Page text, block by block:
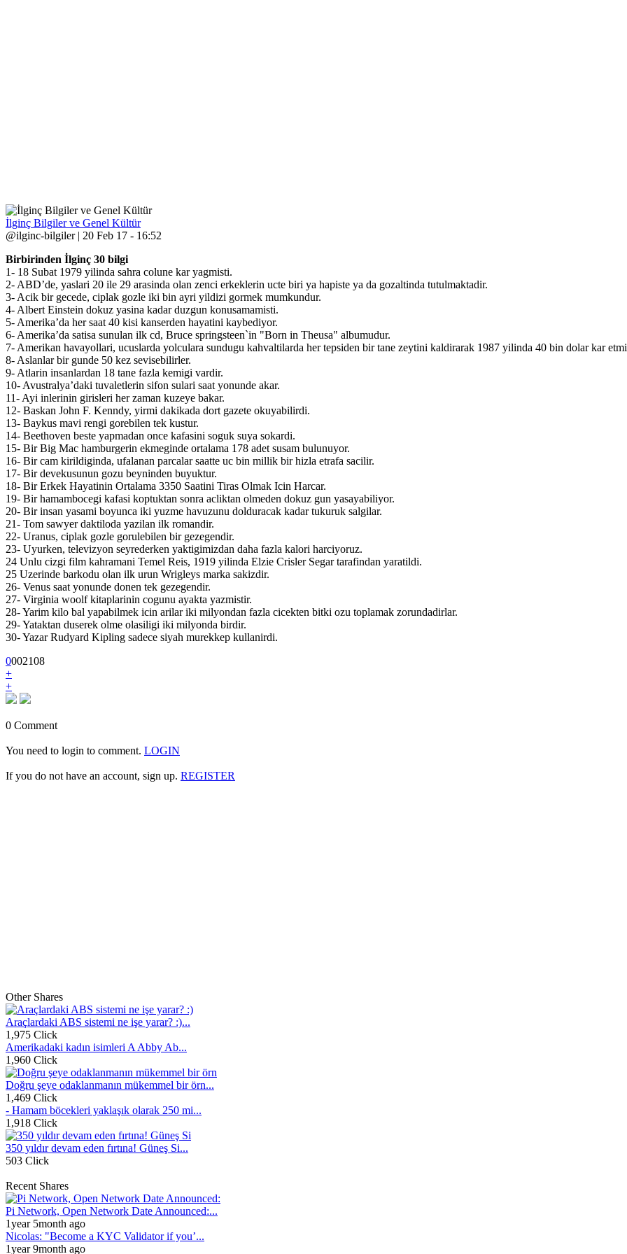
İlginç Bilgiler ve Genel Kültür
@ilginc-bilgiler | 20 Feb 17 - 16:52
Birbirinden İlginç 30 bilgi
1- 18 Subat 1979 yilinda sahra colune kar yagmisti.
2- ABD’de, yaslari 20 ile 29 arasinda olan zenci erkeklerin ucte biri ya hapiste ya da gozaltinda tutulmaktadir.
3- Acik bir gecede, ciplak gozle iki bin ayri yildizi gormek mumkundur.
4- Albert Einstein dokuz yasina kadar duzgun konusamamisti.
5- Amerika’da her saat 40 kisi kanserden hayatini kaybediyor.
6- Amerika’da satisa sunulan ilk cd, Bruce springsteen`in "Born in Theusa" albumudur.
7- Amerikan havayollari, ucuslarda yolculara sundugu kahvaltilarda her tepsiden bir tane zeytini kaldirarak 1987 yilinda 40 bin dolar kar
8- Aslanlar bir gunde 50 kez sevisebilirler.
9- Atlarin insanlardan 18 tane fazla kemigi vardir.
10- Avustralya’daki tuvaletlerin sifon sulari saat yonunde akar.
11- Ayi inlerinin girisleri her zaman kuzeye bakar.
12- Baskan John F. Kenndy, yirmi dakikada dort gazete okuyabilirdi.
13- Baykus mavi rengi gorebilen tek kustur.
14- Beethoven beste yapmadan once kafasini soguk suya sokardi.
15- Bir Big Mac hamburgerin ekmeginde ortalama 178 adet susam bulunuyor.
16- Bir cam kirildiginda, ufalanan parcalar saatte uc bin millik bir hizla etrafa sacilir.
17- Bir devekusunun gozu beyninden buyuktur.
18- Bir Erkek Hayatinin Ortalama 3350 Saatini Tiras Olmak Icin Harcar.
19- Bir hamambocegi kafasi koptuktan sonra acliktan olmeden dokuz gun yasayabiliyor.
20- Bir insan yasami boyunca iki yuzme havuzunu dolduracak kadar tukuruk salgilar.
21- Tom sawyer daktiloda yazilan ilk romandir.
22- Uranus, ciplak gozle gorulebilen bir gezegendir.
23- Uyurken, televizyon seyrederken yaktigimizdan daha fazla kalori harciyoruz.
24 Unlu cizgi film kahramani Temel Reis, 1919 yilinda Elzie Crisler Segar tarafindan yaratildi.
25 Uzerinde barkodu olan ilk urun Wrigleys marka sakizdir.
26- Venus saat yonunde donen tek gezegendir.
27- Virginia woolf kitaplarinin cogunu ayakta yazmistir.
28- Yarim kilo bal yapabilmek icin arilar iki milyondan fazla cicekten bitki ozu toplamak zorundadirlar.
29- Yataktan duserek olme olasiligi iki milyonda birdir.
30- Yazar Rudyard Kipling sadece siyah murekkep kullanirdi.
0002108
+
+
0 Comment
You need to login to comment. LOGIN
If you do not have an account, sign up. REGISTER
Other Shares
Araçlardaki ABS sistemi ne işe yarar? :)...
1,975 Click
Amerikadaki kadın isimleri A Abby Ab...
1,960 Click
Doğru şeye odaklanmanın mükemmel bir örn...
1,469 Click
- Hamam böcekleri yaklaşık olarak 250 mi...
1,918 Click
350 yıldır devam eden fırtına! Güneş Si...
503 Click
Recent Shares
Pi Network, Open Network Date Announced:...
1year 5month ago
Nicolas: "Become a KYC Validator if you’...
1year 9month ago